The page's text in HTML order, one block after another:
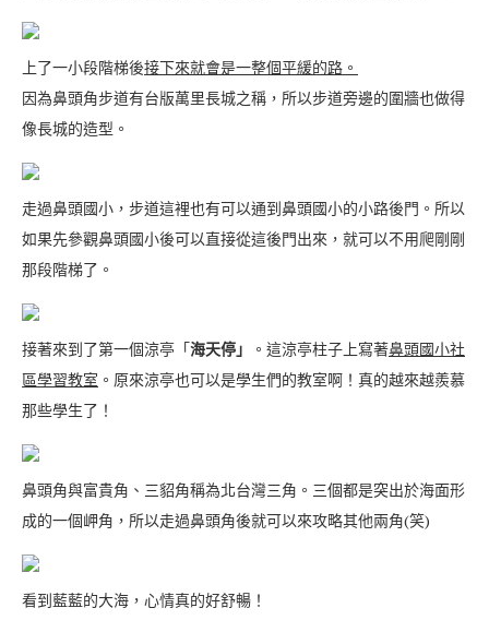
上了一小段階梯後接下來就會是一整個平緩的路。
因為鼻頭角步道有台版萬里長城之稱，所以步道旁邊的圍牆也做得
像長城的造型。
走過鼻頭國小，步道這裡也有可以通到鼻頭國小的小路後門。所以
如果先參觀鼻頭國小後可以直接從這後門出來，就可以不用爬剛剛
那段階梯了。
接著來到了第一個涼亭「海天停」 。這涼亭柱子上寫著鼻頭國小社
區學習教室 。原來涼亭也可以是學生們的教室啊！真的越來越羨慕
那些學生了！
鼻頭角與富貴角、三貂角稱為北台灣三角。三個都是突出於海面形
成的一個岬角，所以走過鼻頭角後就可以來攻略其他兩角(笑)
看到藍藍的大海，心情真的好舒暢！